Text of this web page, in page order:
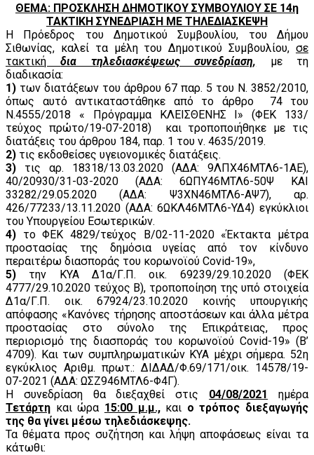
ΘΕΜΑ: ΠΡΟΣΚΛΗΣΗ ΔΗΜΟΤΙΚΟΥ ΣΥΜΒΟΥΛΙΟΥ ΣΕ 14η
ΤΑΚΤΙΚΗ ΣΥΝΕΔΡΙΑΣΗ ΜΕ ΤΗΛΕΔΙΑΣΚΕΨΗ
Η Πρόεδρος του Δημοτικού Συμβουλίου, του Δήμου
Σιθωνίας, καλεί τα μέλη του Δημοτικού Συμβουλίου, σε
τακτικήδια τηλεδιασκέψεως συνεδρίαση, με τη
διαδικασία:
1) των διατάξεων του άρθρου 67 παρ. 5 του Ν. 3852/2010,
όπως αυτό αντικαταστάθηκε από το άρθρο 74 του
Ν.4555/2018 « Πρόγραμμα ΚΛΕΙΣΘΕΝΗΣ Ι» (ΦΕΚ 133/
τεύχος πρώτο/19-07-2018) και τροποποιήθηκε με τις
διατάξεις του άρθρου 184, παρ. 1 του ν. 4635/2019.
2) τις εκδοθείσες υγειονομικές διατάξεις.
3) τις αρ. 18318/13.03.2020 (ΑΔΑ: 9ΛΠΧ46ΜΤΛ6-1ΑΕ),
40/20930/31-03-2020 (ΑΔΑ: 6ΩΠΥ46ΜΤΛ6-50Ψ ΚΑΙ
33282/29.05.2020 (ΑΔΑ: Ψ3ΧΝ46ΜΤΛ6-ΑΨ7), αρ.
426/77233/13.11.2020 (ΑΔΑ: 6ΩΚΛ46ΜΤΛ6-ΥΔ4) εγκύκλιοι
του Υπουργείου Εσωτερικών.
4) το ΦΕΚ 4829/τεύχος Β/02-11-2020 «Έκτακτα μέτρα
προστασίας της δημόσια υγείας από τον κίνδυνο
περαιτέρω διασποράς του κορωνοϊού Covid-19»,
5) την ΚΥΑ Δ1α/Γ.Π. οικ. 69239/29.10.2020 (ΦΕΚ
4777/29.10.2020 τεύχος Β), τροποποίηση της υπό στοιχεία
Δ1α/Γ.Π. οικ. 67924/23.10.2020 κοινής υπουργικής
απόφασης «Κανόνες τήρησης αποστάσεων και άλλα μέτρα
προστασίας στο σύνολο της Επικράτειας, προς
περιορισμό της διασποράς του κορωνοϊού Covid-19» (Β’
4709). Και των συμπληρωματικών ΚΥΑ μέχρι σήμερα. 52η
εγκύκλιος Αριθμ. πρωτ.: ΔΙΔΑΔ/Φ.69/171/οικ. 14578/19-
07-2021 (ΑΔΑ: ΩΣΖ946ΜΤΛ6-Φ4Γ).
Η συνεδρίαση θα διεξαχθεί στις 04/08/2021
ημέρα
Τετάρτη και ώρα 15:00 μ.μ.,και ο τρόπος διεξαγωγής
της θα γίνει μέσω τηλεδιάσκεψης.
Τα θέματα προς συζήτηση και λήψη αποφάσεως είναι τα
κάτωθι: